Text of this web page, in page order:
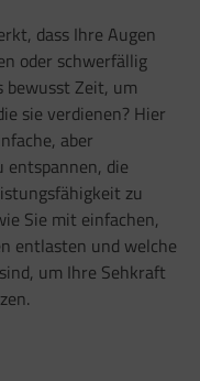
dass Ihre Augen
oder schwerfällig
bewusst Zeit, um
sie verdienen? Hier
aber
entspannen, die
zu
Sie mit einfachen,
entlasten und welche
um Ihre Sehkraft